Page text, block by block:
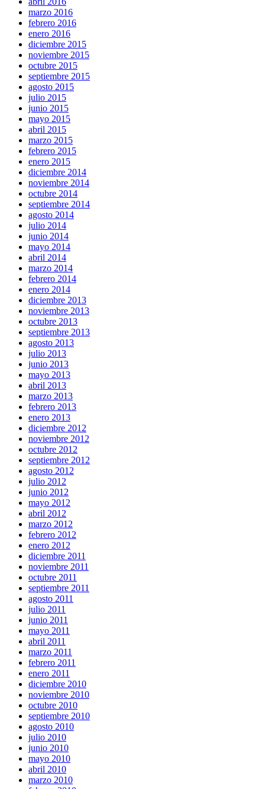
marzo 2016
febrero 2016
enero 2016
diciembre 2015
noviembre 2015
octubre 2015
septiembre 2015
agosto 2015
julio 2015
junio 2015
mayo 2015
abril 2015
marzo 2015
febrero 2015
enero 2015
diciembre 2014
noviembre 2014
octubre 2014
septiembre 2014
agosto 2014
julio 2014
junio 2014
mayo 2014
abril 2014
marzo 2014
febrero 2014
enero 2014
diciembre 2013
noviembre 2013
octubre 2013
septiembre 2013
agosto 2013
julio 2013
junio 2013
mayo 2013
abril 2013
marzo 2013
febrero 2013
enero 2013
diciembre 2012
noviembre 2012
octubre 2012
septiembre 2012
agosto 2012
julio 2012
junio 2012
mayo 2012
abril 2012
marzo 2012
febrero 2012
enero 2012
diciembre 2011
noviembre 2011
octubre 2011
septiembre 2011
agosto 2011
julio 2011
junio 2011
mayo 2011
abril 2011
marzo 2011
febrero 2011
enero 2011
diciembre 2010
noviembre 2010
octubre 2010
septiembre 2010
agosto 2010
julio 2010
junio 2010
mayo 2010
abril 2010
marzo 2010